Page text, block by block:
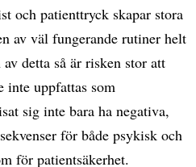
och patienttryck skapar stora
av väl fungerande rutiner helt
detta så är risken stor att
uppfattas som
sig inte bara ha negativa,
för både psykisk och
för patientsäkerhet.